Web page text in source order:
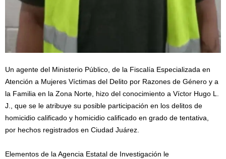
Un agente del Ministerio Público, de la Fiscalía Especializada en
Atención a Mujeres Víctimas del Delito por Razones de Género y a
la Familia en la Zona Norte, hizo del conocimiento a Víctor Hugo L.
J., que se le atribuye su posible participación en los delitos de
homicidio calificado y homicidio calificado en grado de tentativa,
por hechos registrados en Ciudad Juárez.
Elementos de la Agencia Estatal de Investigación le